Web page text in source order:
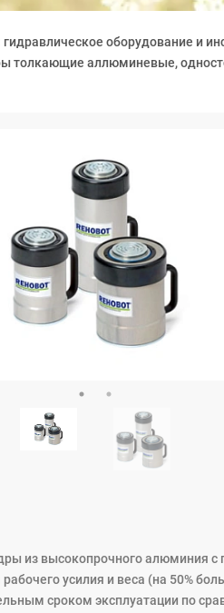
гидравлическое оборудование и
толкающие аллюминевые,
из высокопрочного
усилия и веса (на 50%
сроком эксплуатации по